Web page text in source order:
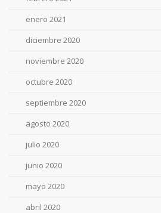
enero 2021
diciembre 2020
noviembre 2020
octubre 2020
septiembre 2020
agosto 2020
julio 2020
junio 2020
mayo 2020
abril 2020